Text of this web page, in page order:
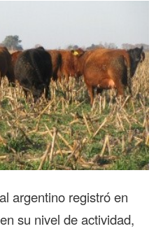
argentino registró en
su nivel de actividad,